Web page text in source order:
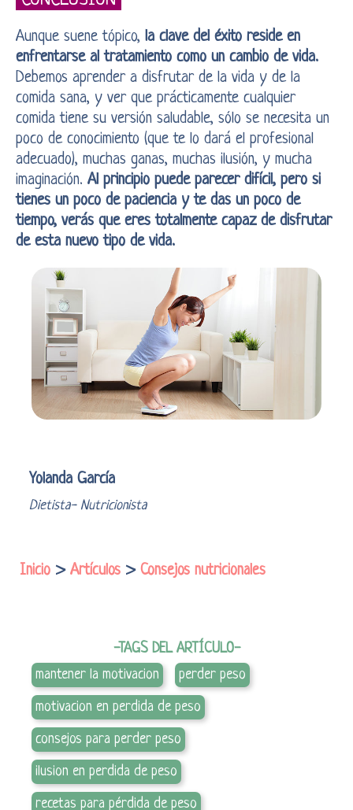
Aunque suene tópico, la clave del éxito reside en
enfrentarse al tratamiento como un cambio de vida.
Debemos aprender a disfrutar de la vida y de la
comida sana, y ver que prácticamente cualquier
comida tiene su versión saludable, sólo se necesita un
poco de conocimiento (que te lo dará el profesional
adecuado), muchas ganas, muchas ilusión, y mucha
imaginación. Al principio puede parecer difícil, pero si
tienes un poco de paciencia y te das un poco de
tiempo, verás que eres totalmente capaz de disfrutar
de esta nuevo tipo de vida.
Yolanda García
Dietista- Nutricionista
Inicio > Artículos > Consejos nutricionales
-TAGS DEL ARTÍCULO-
mantener la motivacion
perder peso
motivacion en perdida de peso
consejos para perder peso
ilusion en perdida de peso
recetas para pérdida de peso